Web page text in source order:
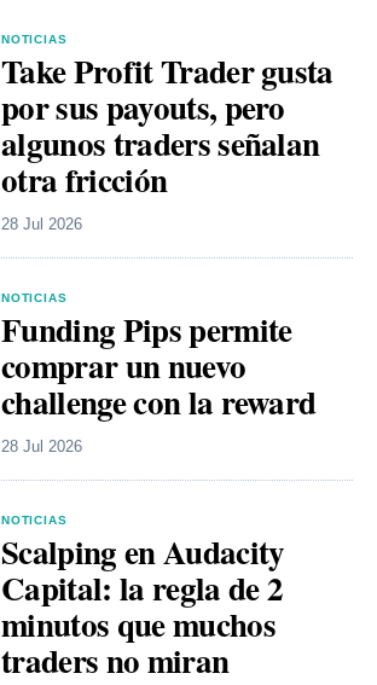
NOTICIAS
Take Profit Trader gusta
por sus payouts, pero
algunos traders señalan
otra fricción
28 Jul 2026
NOTICIAS
Funding Pips permite
comprar un nuevo
challenge con la reward
28 Jul 2026
NOTICIAS
Scalping en Audacity
Capital: la regla de 2
minutos que muchos
traders no miran